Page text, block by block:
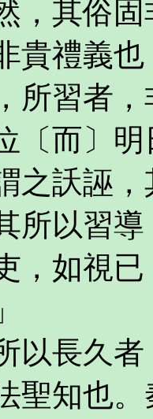
，其俗
貴禮義
所習者
〔而〕
之訞誣
所以習
，如視
以長久
聖知也